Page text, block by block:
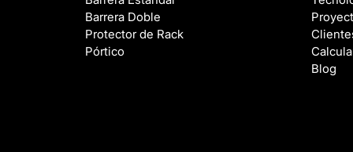
Blog
Barrera Doble
Protector de Rack
Pórtico